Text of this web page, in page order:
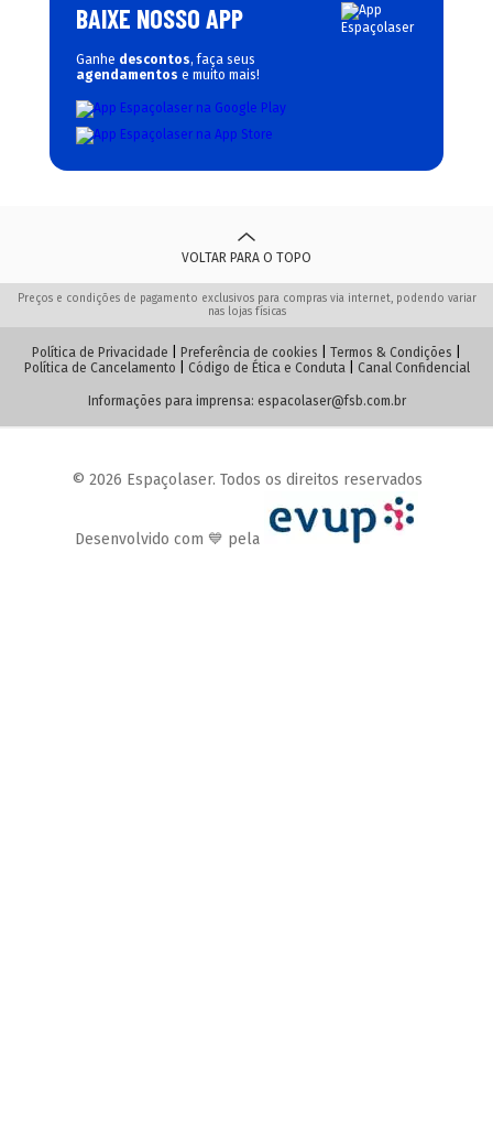
BAIXE NOSSO APP
Ganhe descontos, faça seus
agendamentos e muito mais!
VOLTAR PARA O TOPO
Preços e condições de pagamento exclusivos para compras via internet, podendo variar
nas lojas físicas
Política de Privacidade Preferência de cookies Termos & Condições
Política de Cancelamento
Código de Ética e Conduta| Canal Confidencial
Informações para imprensa: espacolaser@fsb.com.br
© 2026 Espaçolaser. Todos os direitos reservados
Desenvolvido com 💙 pela